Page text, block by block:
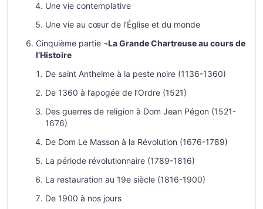
Une vie contemplative
Une vie au cœur de l’Église et du monde
Cinquième partie ¬La Grande Chartreuse au cours de
l’Histoire
De saint Anthelme à la peste noire (1136-1360)
De 1360 à l’apogée de l’Ordre (1521)
Des guerres de religion à Dom Jean Pégon (1521-
1676)
De Dom Le Masson à la Révolution (1676-1789)
La période révolutionnaire (1789-1816)
La restauration au 19e siècle (1816-1900)
De 1900 à nos jours